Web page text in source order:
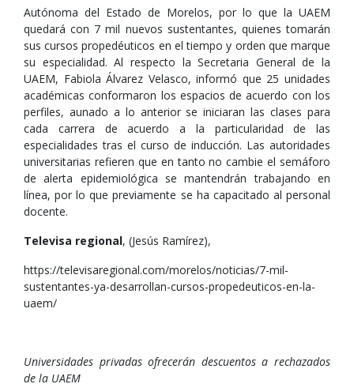
Autónoma del Estado de Morelos, por lo que la UAEM
quedará con 7 mil nuevos sustentantes, quienes tomarán
sus cursos propedéuticos en el tiempo y orden que marque
su especialidad. Al respecto la Secretaria General de la
UAEM, Fabiola Álvarez Velasco, informó que 25 unidades
académicas conformaron los espacios de acuerdo con los
perfiles, aunado a lo anterior se iniciaran las clases para
cada carrera de acuerdo a la particularidad de las
especialidades tras el curso de inducción. Las autoridades
universitarias refieren que en tanto no cambie el semáforo
de alerta epidemiológica se mantendrán trabajando en
línea, por lo que previamente se ha capacitado al personal
docente.
Televisa regional, (Jesús Ramírez),
https://televisaregional.com/morelos/noticias/7-mil-
sustentantes-ya-desarrollan-cursos-propedeuticos-en-la-
uaem/
Universidades privadas ofrecerán descuentos a rechazados
de la UAEM